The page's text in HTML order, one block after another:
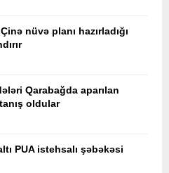
nüvə planı hazırladığı
Qarabağda aparılan
oldular
PUA istehsalı şəbəkəsi